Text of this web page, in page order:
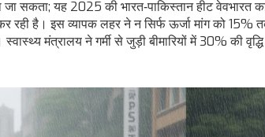
जा सकता; यह 2025 कीभारत‑पाकिस्तान हीट वेवभारत
कर रही है। इस व्यापक लहर ने न सिर्फ ऊर्जा मांग को
मंत्रालय ने गर्मी से जुड़ी बीमारियों में 30% की